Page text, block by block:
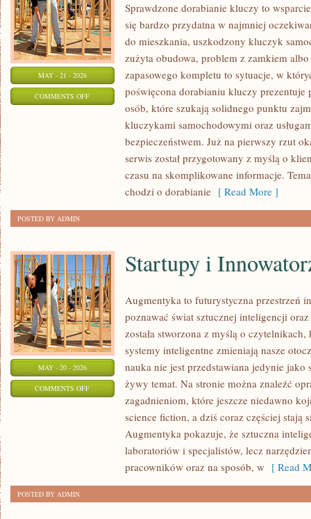
MAY - 21 - 2026
COMMENTS OFFON
UBEZPIECZENIA
AUTOCASCO
Sprawdzone dorabianie kluczy to
się bardzo przydatna w najmniej
do mieszkania, uszkodzony kluczyk
zużyta obudowa, problem z zamkiem
zapasowego kompletu to sytuacje, w
poświęcona dorabianiu kluczy prezentuje
osób, które szukają solidnego punktu
kluczykami samochodowymi oraz
bezpieczeństwem. Już na pierwszy rzut
serwis został przygotowany z myślą o
czasu na skomplikowane informacje.
chodzi o dorabianie [ Read More ]
POSTED BY ADMIN
MAY - 20 - 2026
COMMENTS OFFON
INNOWATORZY
Startupy i
Augmentyka to futurystyczna przestrzeń
poznawać świat sztucznej inteligencji
została stworzona z myślą o
systemy inteligentne zmieniają nasze
nauka nie jest przedstawiana jedynie
żywy temat. Na stronie można znaleźć
zagadnieniom, które jeszcze niedawno
science fiction, a dziś coraz częściej stają
Augmentyka pokazuje, że sztuczna
laboratoriów i specjalistów, lecz
pracowników oraz na sposób, w [ Read
POSTED BY ADMIN